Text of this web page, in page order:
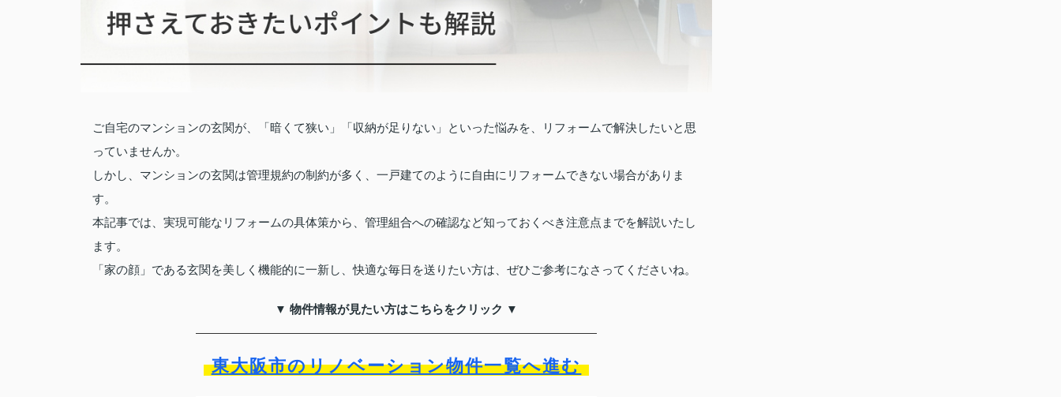
ご自宅のマンションの玄関が、「暗くて狭い」「収納が足りない」といった悩みを、リフォームで解決したいと思
っていませんか。
しかし、マンションの玄関は管理規約の制約が多く、一戸建てのように自由にリフォームできない場合がありま
す。
本記事では、実現可能なリフォームの具体策から、管理組合への確認など知っておくべき注意点までを解説いたし
ます。
「家の顔」である玄関を美しく機能的に一新し、快適な毎日を送りたい方は、ぜひご参考になさってくださいね。
▼ 物件情報が見たい方はこちらをクリック ▼
東大阪市のリノベーション物件一覧へ進む